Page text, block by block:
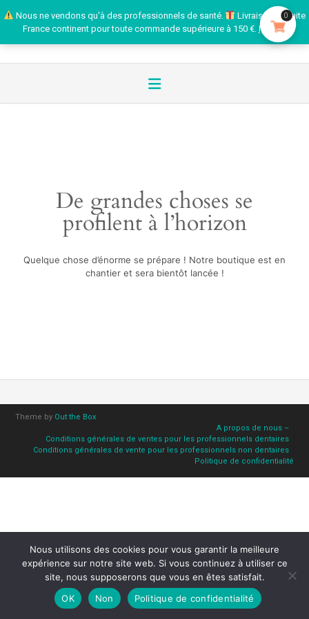
Nous ne vendons qu'à des professionnels de santé.
Livraison gratuite
France continent pour toute commande supérieure à 150 €. Ignorer
De grandes choses se
profilent à l’horizon
Quelque chose d’énorme se prépare ! Notre boutique est en
chantier et sera bientôt lancée !
Theme by Out the Box
A propos de nous –
Conditions générales de ventes pour les professionnels dentaires
Conditions générales de vente pour les professionnels non dentaires
Politique de confidentialité
0
Nous utilisons des cookies pour vous garantir la meilleure
expérience sur notre site web. Si vous continuez à utiliser ce
site, nous supposerons que vous en êtes satisfait.
OK
Non Politique de confidentialité